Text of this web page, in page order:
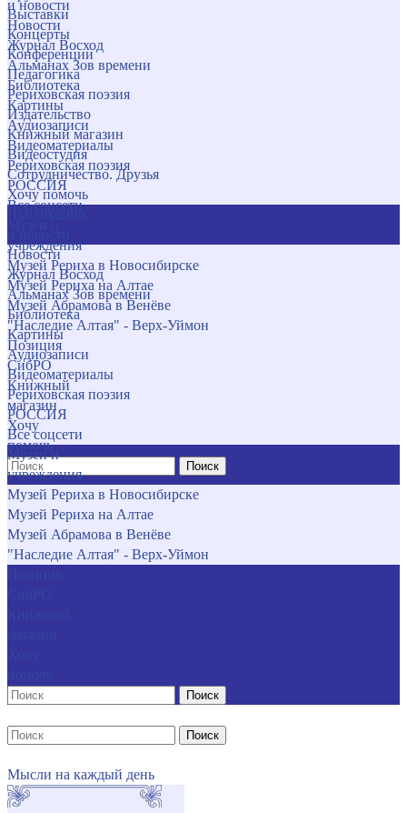
и новости
Новости
Журнал Восход
Альманах Зов времени
Библиотека
Картины
Аудиозаписи
Видеоматериалы
Рериховская поэзия
РОССИЯ
Все соцсети
учреждения
Музей Рериха в Новосибирске
Музей Рериха на Алтае
Музей Абрамова в Венёве
"Наследие Алтая" - Верх-Уймон
Позиция
СибРО
Книжный
магазин
Хочу
помочь
Поиск
Выставки
Концерты
Конференции
Педагогика
Рериховская поэзия
Издательство
Книжный магазин
Видеостудия
Сотрудничество. Друзья
Хочу помочь
Новости
Журнал Восход
Альманах Зов времени
Библиотека
Картины
Аудиозаписи
Видеоматериалы
Рериховская поэзия
РОССИЯ
Все соцсети
Музеи и
учреждения
Музей Рериха в Новосибирске
Музей Рериха на Алтае
Музей Абрамова в Венёве
"Наследие Алтая" - Верх-Уймон
Поиск
Поиск
Мысли на каждый день